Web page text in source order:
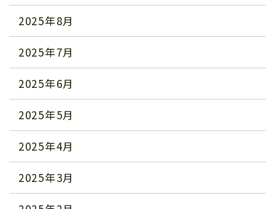
2025年8月
2025年7月
2025年6月
2025年5月
2025年4月
2025年3月